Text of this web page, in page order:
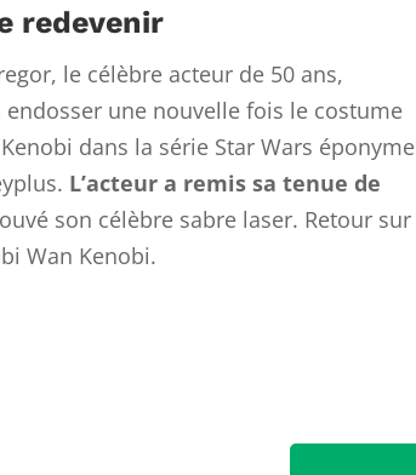
redevenir
le célèbre acteur de 50 ans,
endosser une nouvelle fois le costume
Kenobi dans la série Star Wars éponyme
L’acteur a remis sa tenue de
son célèbre sabre laser. Retour sur
Wan Kenobi.